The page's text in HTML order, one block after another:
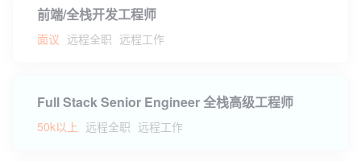
前端/全栈开发工程师
面议 远程全职 远程工作
Full Stack Senior Engineer 全栈高级工程师
50k以上 远程全职 远程工作